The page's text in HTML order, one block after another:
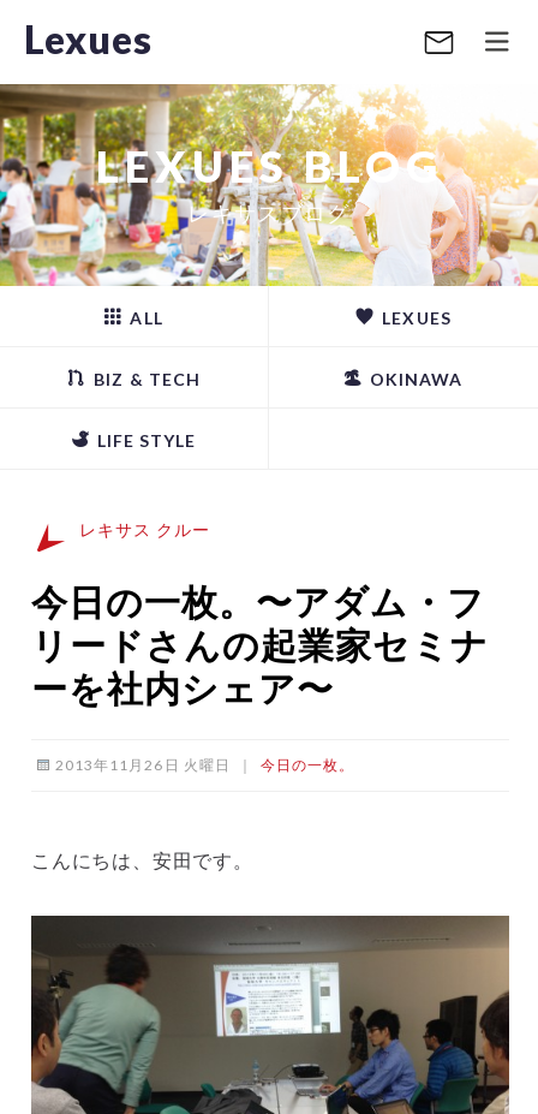
Lexues
LEXUES BLOG
レキサスブログ
ALL LEXUES
BIZ & TECH OKINAWA
LIFE STYLE
レキサス クルー
今日の一枚。〜アダム・フ
リードさんの起業家セミナ
ーを社内シェア〜
2013年11月26日 火曜日 ｜今日の一枚。
こんにちは、安田です。